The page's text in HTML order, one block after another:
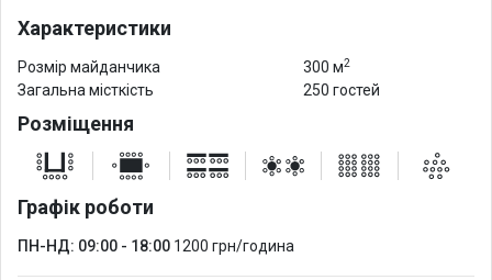
Характеристики
Розмір майданчика 300 м2
Загальна місткість 250 гостей
Розміщення
Графік роботи
ПН-НД: 09:00 - 18:00 1200 грн/година